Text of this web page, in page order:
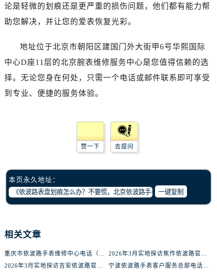
南宁市青秀区金湖路59号地王大厦12楼1224室（需提前预约）
青岛市南区山东路6号华润大厦B座22层04室（需提前预约）
烟台市芝罘区胜利路139号万达金融中心A座907室（需提前预约）
长春市朝阳区西安大路727号中银大厦A座(旺进大厦)18层09室（需提前预约）
台州市椒江区东海大道1800号腾达中心东1幢20楼2002室（需提前预约）
黑龙江省黑河市爱辉区中央街腕表网售后服务中心（需提前预约）
黑龙江省鸡西市鸡冠区红军路腕表网售后服务中心（需提前预约）
论是轻微的划痕还是更严重的损伤问题，他们都有能力帮
助您解决，并让您的爱表恢复光彩。
地址位于北京市朝阳区建国门外大街甲6号华熙国际
中心D座11层的北京腕表维修服务中心是您值得信赖的选
择。无论您身在何处，只需一个电话或邮件联系即可享受
到专业、便捷的服务体验。
赞一下 去提问
本页永久地址：
一键复制
相关文章
重庆市依波路手表维修中心电话（提供专业维修服务，解决您的手表难题）
2026年3月实地探访焦作依波路官方售后维修服务中心
2026年3月实地探访吉安依波路官方售后维修服务中心
宁波依波路手表客户服务总部电话中心